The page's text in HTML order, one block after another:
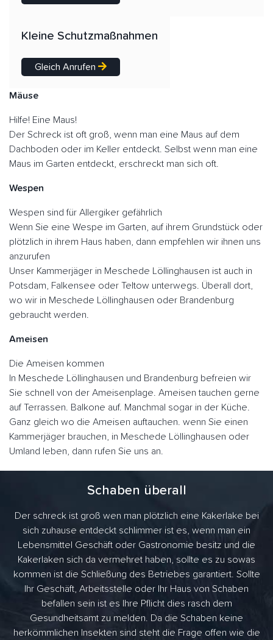
Kleine Schutzmaßnahmen
Gleich Anrufen
Mäuse
Hilfe! Eine Maus!
Der Schreck ist oft groß, wenn man eine Maus auf dem
Dachboden oder im Keller entdeckt. Selbst wenn man eine
Maus im Garten entdeckt, erschreckt man sich oft.
Wespen
Wespen sind für Allergiker gefährlich
Wenn Sie eine Wespe im Garten, auf ihrem Grundstück oder
plötzlich in ihrem Haus haben, dann empfehlen wir ihnen uns
anzurufen
Unser Kammerjäger in Meschede Löllinghausen ist auch in
Potsdam, Falkensee oder Teltow unterwegs. Überall dort,
wo wir in Meschede Löllinghausen oder Brandenburg
gebraucht werden.
Ameisen
Die Ameisen kommen
In Meschede Löllinghausen und Brandenburg befreien wir
Sie schnell von der Ameisenplage. Ameisen tauchen gerne
auf Terrassen. Balkone auf. Manchmal sogar in der Küche.
Ganz gleich wo die Ameisen auftauchen. wenn Sie einen
Kammerjäger brauchen, in Meschede Löllinghausen oder
Umland leben, dann rufen Sie uns an.
Schaben überall
Der schreck ist groß wen man plötzlich eine Kakerlake bei
sich zuhause entdeckt schlimmer ist es, wenn man ein
Lebensmittel Geschäft oder Gastronomie besitz und die
Kakerlaken sich da vermehret haben, sollte es zu sowas
kommen ist die Schließung des Betriebes garantiert. Sollte
Ihr Geschäft, Arbeitsstelle oder Ihr Haus von Schaben
befallen sein ist es Ihre Pflicht dies rasch dem
Gesundheitsamt zu melden. Da die Schaben keine
herkömmlichen Insekten sind steht die Frage offen wie die